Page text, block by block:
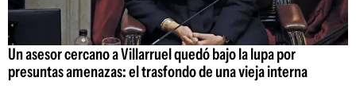
Un asesor cercano a Villarruel quedó bajo la lupa por
presuntas amenazas: el trasfondo de una vieja interna